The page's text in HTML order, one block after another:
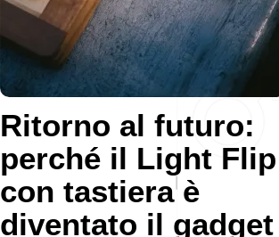
Ritorno al futuro:
perché il Light Flip
con tastiera è
diventato il gadget